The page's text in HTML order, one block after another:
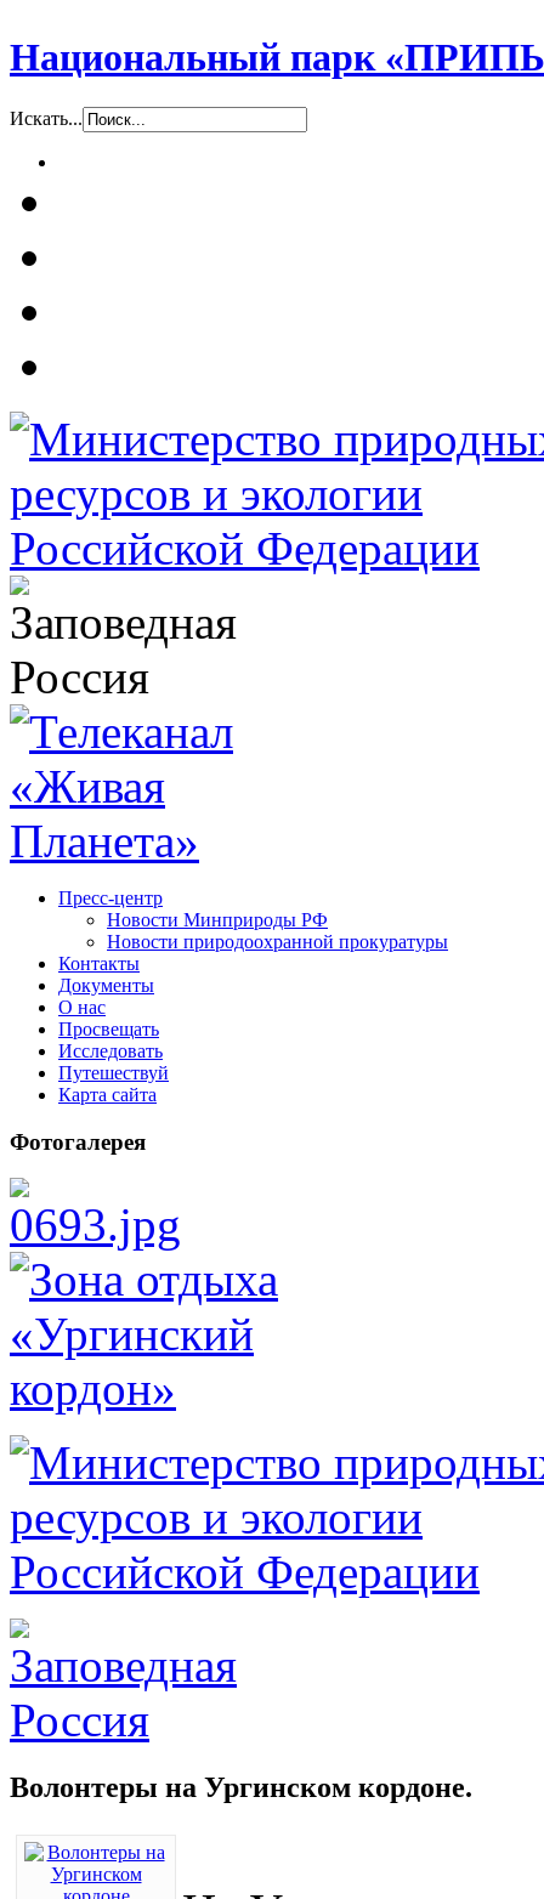
Национальный парк
Искать...
Пресс-центр
Новости Минприроды РФ
Новости природоохранной прокуратуры
Контакты
Документы
О нас
Просвещать
Исследовать
Путешествуй
Карта сайта
Фотогалерея
Волонтеры на Ургинском кордоне.